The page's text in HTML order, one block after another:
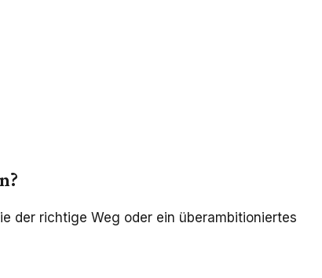
der richtige Weg oder ein überambitioniertes